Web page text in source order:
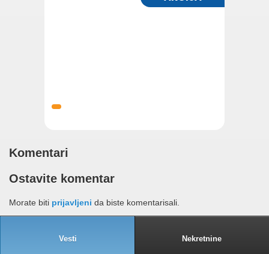
Komentari
Ostavite komentar
Morate biti prijavljeni da biste komentarisali.
Vesti Nekretnine